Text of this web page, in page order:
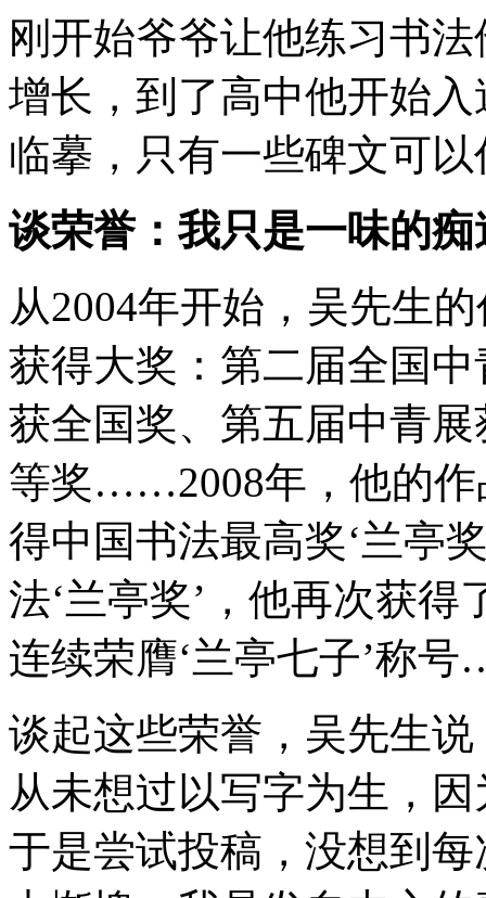
刚开始爷爷让他练习书
增长，到了高中他开始
临摹，只有一些碑文可
谈荣誉：我只是一味的
从2004年开始，吴先生
获得大奖：第二届全国
获全国奖、第五届中青
等奖……2008年，他的作
得中国书法最高奖‘兰亭
法‘兰亭奖’，他再次获得
连续荣膺‘兰亭七子’称
谈起这些荣誉，吴先生
从未想过以写字为生，
于是尝试投稿，没想到